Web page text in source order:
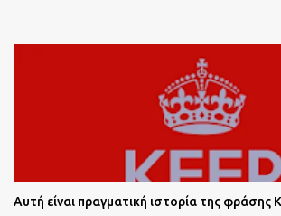
Αυτή είναι πραγματική ιστορία της φράσης